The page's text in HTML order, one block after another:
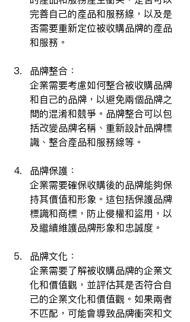
完善自己的產品和服務線，以及是
否需要重新定位被收購品牌的產品
和服務。
品牌整合：
企業需要考慮如何整合被收購品牌
和自己的品牌，以避免兩個品牌之
間的混淆和競爭。品牌整合可以包
括改變品牌名稱、重新設計品牌標
識、整合產品和服務線等。
品牌保護：
企業需要確保收購後的品牌能夠保
持其價值和形象。這包括保護品牌
標識和商標，防止侵權和盜用，以
及繼續維護品牌形象和忠誠度。
品牌文化：
企業需要了解被收購品牌的企業文
化和價值觀，並評估其是否符合自
己的企業文化和價值觀。如果兩者
不匹配，可能會導致品牌衝突和文